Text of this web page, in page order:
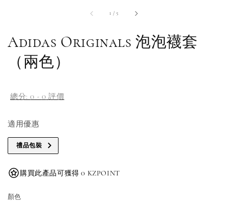
1 /5
Adidas Originals 泡泡襪套
（兩色）
總分:0 - 0 評價
適用優惠
禮品包裝
購買此產品可獲得 0 KZPOINT
顏色